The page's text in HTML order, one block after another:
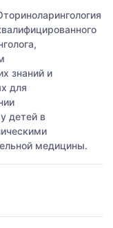
знаний и
для
детей в
медицины.